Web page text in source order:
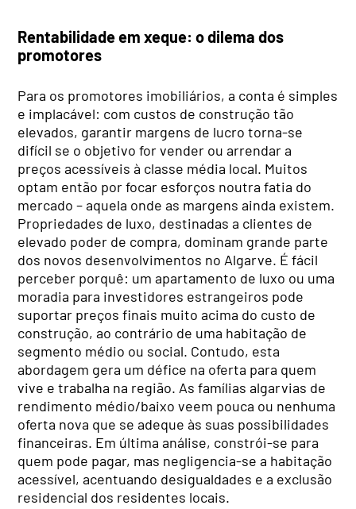
Rentabilidade em xeque: o dilema dos
promotores
Para os promotores imobiliários, a conta é simples
e implacável: com custos de construção tão
elevados, garantir margens de lucro torna-se
difícil se o objetivo for vender ou arrendar a
preços acessíveis à classe média local. Muitos
optam então por focar esforços noutra fatia do
mercado – aquela onde as margens ainda existem.
Propriedades de luxo, destinadas a clientes de
elevado poder de compra, dominam grande parte
dos novos desenvolvimentos no Algarve. É fácil
perceber porquê: um apartamento de luxo ou uma
moradia para investidores estrangeiros pode
suportar preços finais muito acima do custo de
construção, ao contrário de uma habitação de
segmento médio ou social. Contudo, esta
abordagem gera um défice na oferta para quem
vive e trabalha na região. As famílias algarvias de
rendimento médio/baixo veem pouca ou nenhuma
oferta nova que se adeque às suas possibilidades
financeiras. Em última análise, constrói-se para
quem pode pagar, mas negligencia-se a habitação
acessível, acentuando desigualdades e a exclusão
residencial dos residentes locais.